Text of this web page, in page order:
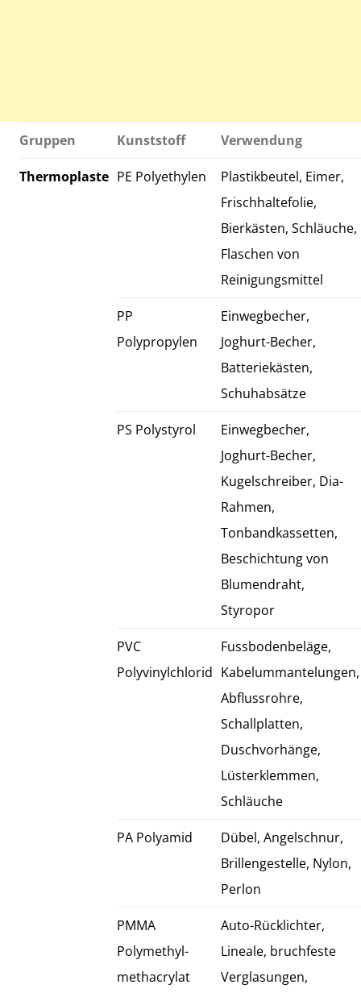
Gruppen Kunststoff Verwendung
Thermoplaste PE Polyethylen
Plastikbeutel, Eimer,
Frischhaltefolie,
Bierkästen, Schläuche,
Flaschen von
Reinigungsmittel
PP
Polypropylen
Einwegbecher,
Joghurt-Becher,
Batteriekästen,
Schuhabsätze
PS Polystyrol
Einwegbecher,
Joghurt-Becher,
Kugelschreiber, Dia-
Rahmen,
Tonbandkassetten,
Beschichtung von
Blumendraht,
Styropor
PVC
Polyvinylchlorid
Fussbodenbeläge,
Kabelummantelungen,
Abflussrohre,
Schallplatten,
Duschvorhänge,
Lüsterklemmen,
Schläuche
PA Polyamid
Dübel, Angelschnur,
Brillengestelle, Nylon,
Perlon
PMMA
Polymethyl-
methacrylat
Auto-Rücklichter,
Lineale, bruchfeste
Verglasungen,